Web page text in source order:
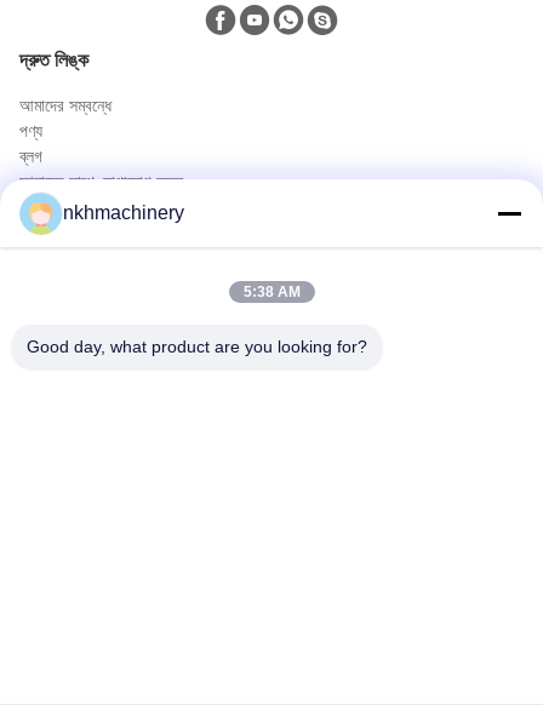
দ্রুত লিঙ্ক
আমাদের সম্বন্ধে
পণ্য
ব্লগ
আমাদের সাথে যোগাযোগ করুন
পণ্য
ছাদ প্যানেল রোল বিরচন মেশিন
ছাদ পত্রক ক্রিম্পিং মেশিন
nkhmachinery
5:38 AM
Good day, what product are you looking for?